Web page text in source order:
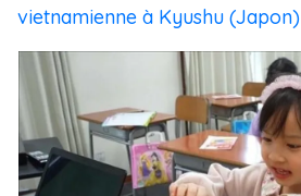
vietnamienne à Kyushu (Japon)